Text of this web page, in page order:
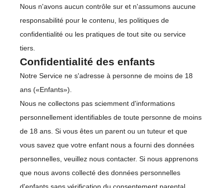
Nous n'avons aucun contrôle sur et n'assumons aucune
responsabilité pour le contenu, les politiques de
confidentialité ou les pratiques de tout site ou service
tiers.
Confidentialité des enfants
Notre Service ne s'adresse à personne de moins de 18
ans («Enfants»).
Nous ne collectons pas sciemment d'informations
personnellement identifiables de toute personne de moins
de 18 ans. Si vous êtes un parent ou un tuteur et que
vous savez que votre enfant nous a fourni des données
personnelles, veuillez nous contacter. Si nous apprenons
que nous avons collecté des données personnelles